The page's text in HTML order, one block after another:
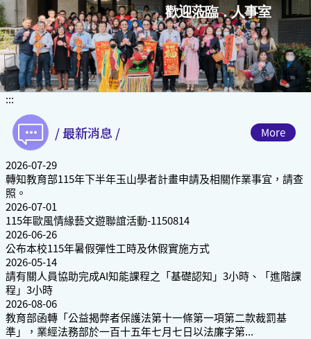
跳
到
主
要
內
容
區
塊
歡迎蒞臨．人事室
:::
/ 最新消息 / More
2026-07-29
轉知教育部115年下半年玉山學者計畫申請及相關作業事宜，請查
照。
2026-07-01
115年歐風情緣藝文遊聯誼活動-1150814
2026-06-26
公布本校115年暑假彈性工時及休假實施方式
2026-05-14
請有關人員協助完成AI知能課程之「基礎認知」3小時、「進階課
程」3小時
2026-08-06
教育部函轉「公益揭弊者保護法第十一條第一項第二款裁罰基
準」，業經法務部於一百十五年七月七日以法廉字第...